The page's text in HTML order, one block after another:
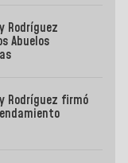
Rodríguez
Abuelos
Rodríguez firmó